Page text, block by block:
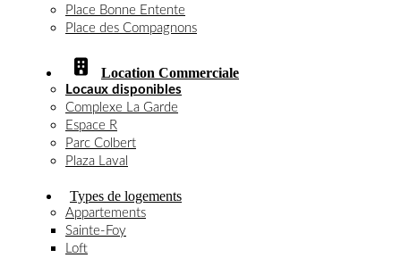
Place Bonne Entente
Place des Compagnons
Location Commerciale
Locaux disponibles
Complexe La Garde
Espace R
Parc Colbert
Plaza Laval
Types de logements
Appartements
Sainte-Foy
Loft